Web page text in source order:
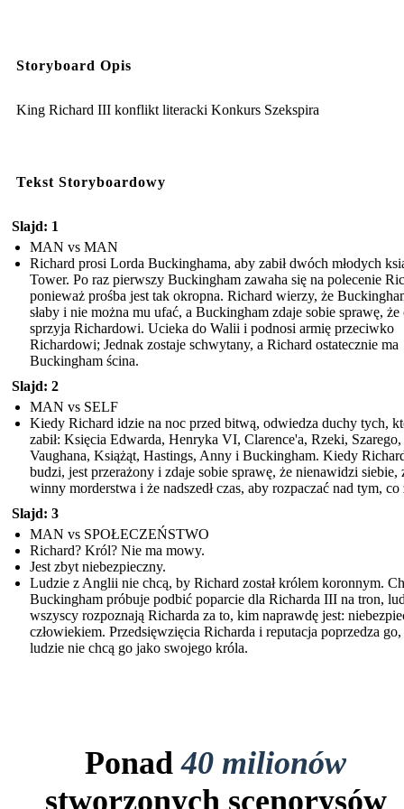
Storyboard Opis
King Richard III konflikt literacki Konkurs Szekspira
Tekst Storyboardowy
Slajd: 1
MAN vs MAN
Richard prosi Lorda Buckinghama, aby zabił dwóch młodych
Tower. Po raz pierwszy Buckingham zawaha się na polecenie
ponieważ prośba jest tak okropna. Richard wierzy, że
słaby i nie można mu ufać, a Buckingham zdaje sobie sprawę, że
sprzyja Richardowi. Ucieka do Walii i podnosi armię przeciwko
Richardowi; Jednak zostaje schwytany, a Richard ostatecznie ma
Buckingham ścina.
Slajd: 2
MAN vs SELF
Kiedy Richard idzie na noc przed bitwą, odwiedza duchy tych,
zabił: Księcia Edwarda, Henryka VI, Clarence'a, Rzeki, Szarego,
Vaughana, Książąt, Hastings, Anny i Buckingham. Kiedy
budzi, jest przerażony i zdaje sobie sprawę, że nienawidzi siebie,
winny morderstwa i że nadszedł czas, aby rozpaczać nad tym, co
Slajd: 3
MAN vs SPOŁECZEŃSTWO
Richard? Król? Nie ma mowy.
Jest zbyt niebezpieczny.
Ludzie z Anglii nie chcą, by Richard został królem koronnym.
Buckingham próbuje podbić poparcie dla Richarda III na tron,
wszyscy rozpoznają Richarda za to, kim naprawdę jest:
człowiekiem. Przedsięwzięcia Richarda i reputacja poprzedza go,
ludzie nie chcą go jako swojego króla.
Ponad40 milionów
stworzonych scenorysów